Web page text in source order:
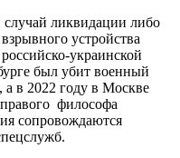
ликвидации либо
устройства
украинской
был убит военный
а в 2022 году в Москве
философа
сопровождаются